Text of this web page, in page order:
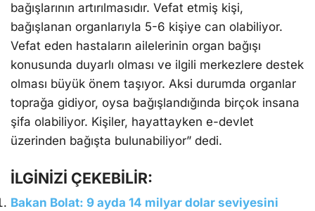
bağışlarının artırılmasıdır. Vefat etmiş kişi,
bağışlanan organlarıyla 5-6 kişiye can olabiliyor.
Vefat eden hastaların ailelerinin organ bağışı
konusunda duyarlı olması ve ilgili merkezlere destek
olması büyük önem taşıyor. Aksi durumda organlar
toprağa gidiyor, oysa bağışlandığında birçok insana
şifa olabiliyor. Kişiler, hayattayken e-devlet
üzerinden bağışta bulunabiliyor” dedi.
İLGİNİZİ ÇEKEBİLİR:
Bakan Bolat: 9 ayda 14 milyar dolar seviyesini